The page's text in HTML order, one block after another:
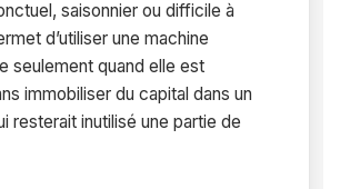
saisonnier ou difficile à
d’utiliser une machine
seulement quand elle est
immobiliser du capital dans un
resterait inutilisé une partie de